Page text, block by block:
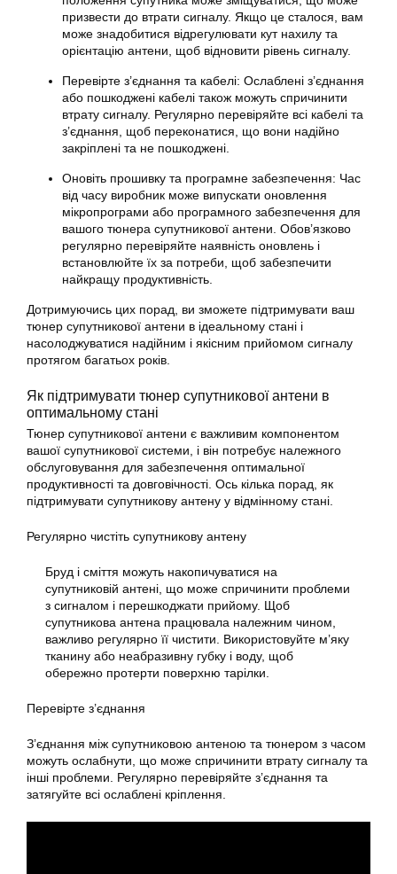
призвести до втрати сигналу. Якщо це сталося, вам
може знадобитися відрегулювати кут нахилу та
орієнтацію антени, щоб відновити рівень сигналу.
Перевірте з’єднання та кабелі: Ослаблені з’єднання
або пошкоджені кабелі також можуть спричинити
втрату сигналу. Регулярно перевіряйте всі кабелі та
з’єднання, щоб переконатися, що вони надійно
закріплені та не пошкоджені.
Оновіть прошивку та програмне забезпечення: Час
від часу виробник може випускати оновлення
мікропрограми або програмного забезпечення для
вашого тюнера супутникової антени. Обов’язково
регулярно перевіряйте наявність оновлень і
встановлюйте їх за потреби, щоб забезпечити
найкращу продуктивність.
Дотримуючись цих порад, ви зможете підтримувати ваш
тюнер супутникової антени в ідеальному стані і
насолоджуватися надійним і якісним прийомом сигналу
протягом багатьох років.
Як підтримувати тюнер супутниковоїантени в
оптимальному стані
Тюнер супутникової антени є важливим компонентом
вашої супутникової системи, і він потребує належного
обслуговування для забезпечення оптимальної
продуктивності та довговічності. Ось кілька порад, як
підтримувати супутникову антену у відмінному стані.
Регулярно чистіть супутникову антену
Бруд і сміття можуть накопичуватися на
супутниковій антені, що може спричинити проблеми
з сигналом і перешкоджати прийому. Щоб
супутникова антена працювала належним чином,
важливо регулярно її чистити. Використовуйте м’яку
тканину або неабразивну губку і воду, щоб
обережно протерти поверхню тарілки.
Перевірте з’єднання
З’єднання між супутниковою антеною та тюнером з часом
можуть ослабнути, що може спричинити втрату сигналу та
інші проблеми. Регулярно перевіряйте з’єднання та
затягуйте всі ослаблені кріплення.